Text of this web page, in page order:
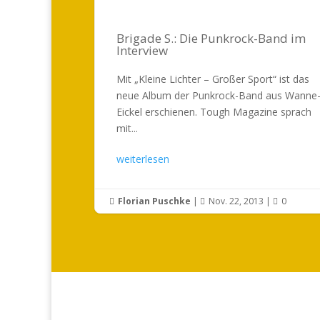
Brigade S.: Die Punkrock-Band im
Interview
Mit „Kleine Lichter – Großer Sport“ ist das
neue Album der Punkrock-Band aus Wanne-
Eickel erschienen. Tough Magazine sprach
mit...
weiterlesen
 Florian Puschke |  Nov. 22, 2013 |  0